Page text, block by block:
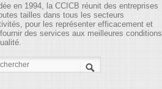
en 1994, la CCICB réunit des entreprises
tailles dans tous les secteurs
pour les représenter efficacement et
fournir des services aux meilleures conditions